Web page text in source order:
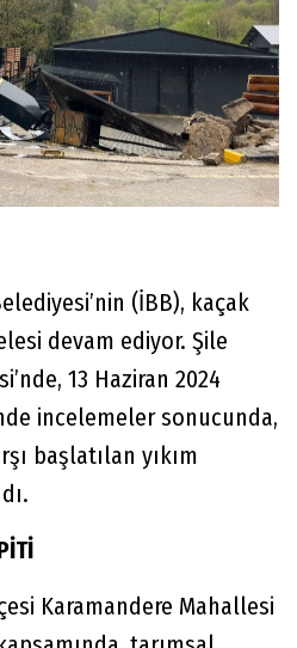
(İBB), kaçak
devam ediyor. Şile
13 Haziran 2024
incelemeler sonucunda,
başlatılan yıkım
Karamandere Mahallesi